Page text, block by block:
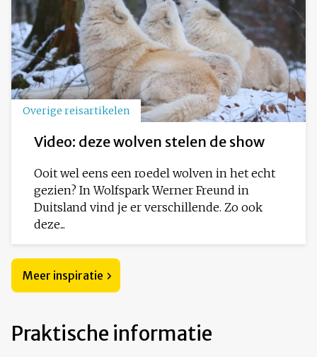
Overige reisartikelen
Video: deze wolven stelen de show
Ooit wel eens een roedel wolven in het echt
gezien? In Wolfspark Werner Freund in
Duitsland vind je er verschillende. Zo ook
deze...
Meer inspiratie
Praktische informatie